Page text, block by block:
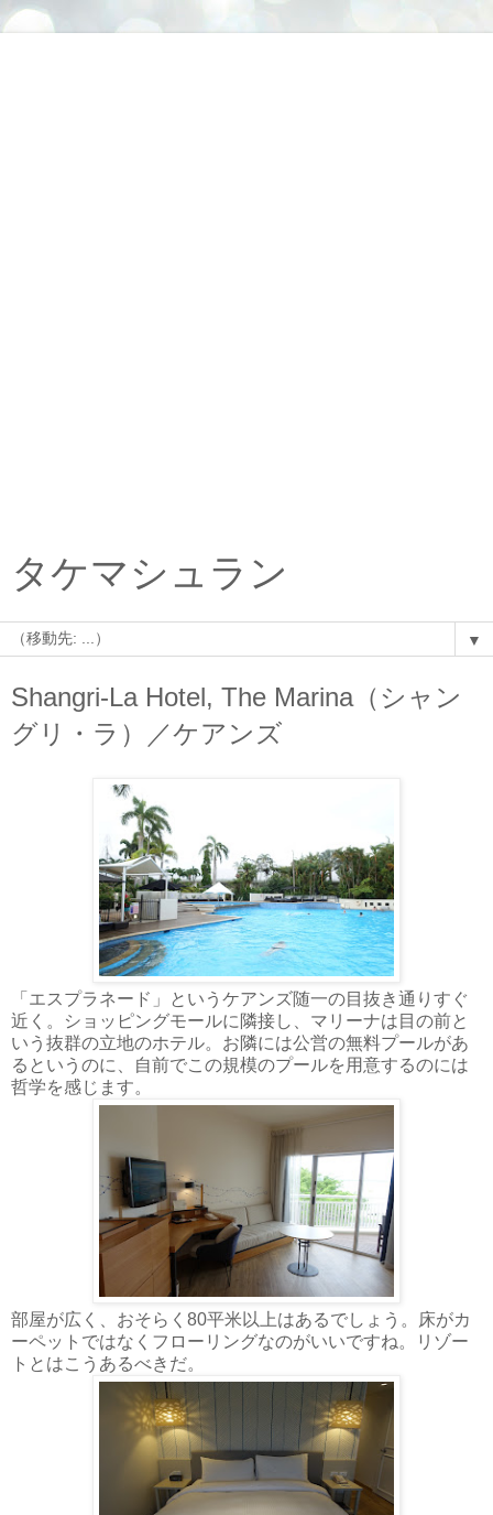
タケマシュラン
▼
Shangri-La Hotel, The Marina（シャン
グリ・ラ）／ケアンズ
「エスプラネード」というケアンズ随一の目抜き通りすぐ
近く。ショッピングモールに隣接し、マリーナは目の前と
いう抜群の立地のホテル。お隣には公営の無料プールがあ
るというのに、自前でこの規模のプールを用意するのには
哲学を感じます。
部屋が広く、おそらく80平米以上はあるでしょう。床がカ
ーペットではなくフローリングなのがいいですね。リゾー
トとはこうあるべきだ。